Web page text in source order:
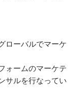
ローバルでマーケ
ォームのマーケテ
サルを行なってい